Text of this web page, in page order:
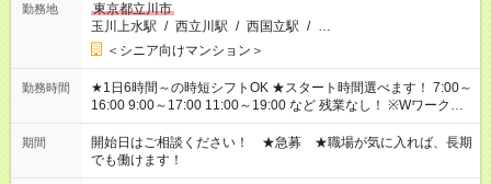
勤務地
東京都立川市
玉川上水駅 / 西立川駅 / 西国立駅 / …
＜シニア向けマンション＞
勤務時間
★1日6時間～の時短シフトOK ★スタート時間選べます！ 7:00～
16:00 9:00～17:00 11:00～19:00 など 残業なし！ ※Wワークの
場合、他のお仕事と合わせ週40時間超の就業はご案内できませ
ん ※法令に基づき、週20時間以上勤務は社会保険への加入対象
となります ※労働者派遣法（日雇い派遣の原則禁止）により、
短時間・短期間の就業はご案内が難しい場合があります
期間
開始日はご相談ください！ ★急募 ★職場が気に入れば、長期
でも働けます！